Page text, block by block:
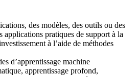
des modèles, des outils ou des
applications pratiques de support à la
à l’aide de méthodes
d’apprentissage machine
apprentissage profond,